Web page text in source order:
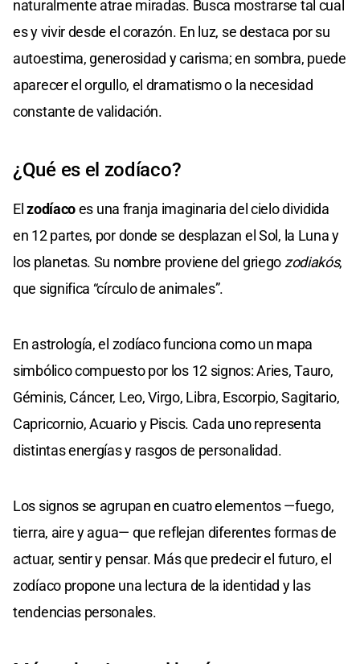
naturalmente atrae miradas. Busca mostrarse tal cual
es y vivir desde el corazón. En luz, se destaca por su
autoestima, generosidad y carisma; en sombra, puede
aparecer el orgullo, el dramatismo o la necesidad
constante de validación.
¿Qué es el zodíaco?
Elzodíacoes una franja imaginaria del cielo dividida
en 12 partes, por donde se desplazan el Sol, la Luna y
los planetas. Su nombre proviene del griego zodiakós,
que significa “círculo de animales”.
En astrología, el zodíaco funciona como un mapa
simbólico compuesto por los 12 signos: Aries, Tauro,
Géminis, Cáncer, Leo, Virgo, Libra, Escorpio, Sagitario,
Capricornio, Acuario y Piscis. Cada uno representa
distintas energías y rasgos de personalidad.
Los signos se agrupan en cuatro elementos —fuego,
tierra, aire y agua— que reflejan diferentes formas de
actuar, sentir y pensar. Más que predecir el futuro, el
zodíaco propone una lectura de la identidad y las
tendencias personales.